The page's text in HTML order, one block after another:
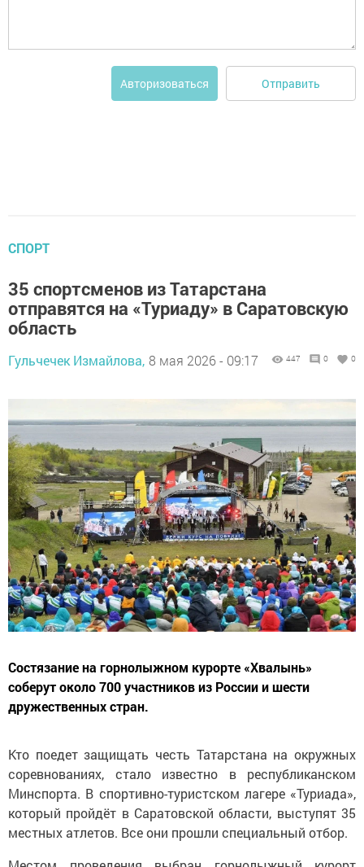
Авторизоваться Отправить
СПОРТ
35 спортсменов из Татарстана
отправятся на «Туриаду» в Саратовскую
область
Гульчечек Измайлова, 8 мая 2026 - 09:17 447 0 0
Состязание на горнолыжном курорте «Хвалынь»
соберут около 700 участников из России и шести
дружественных стран.
Кто поедет защищать честь Татарстана на окружных
соревнованиях, стало известно в республиканском
Минспорта. В спортивно-туристском лагере «Туриада»,
который пройдёт в Саратовской области, выступят 35
местных атлетов. Все они прошли специальный отбор.